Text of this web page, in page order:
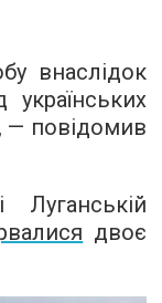
внаслідок
— повідомив
двоє